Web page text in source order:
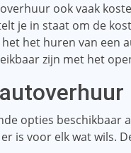
ook vaak
je in staat om de
het huren van een
zijn met het
opties
is voor elk wat wils.